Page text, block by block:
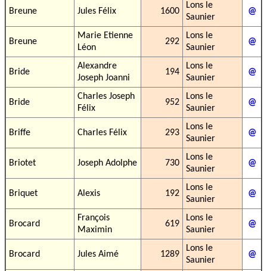
Breune Jules Félix 1600
Lons le
Saunier
@
Breune
Marie Etienne
Léon
292
Lons le
Saunier
@
Bride
Alexandre
Joseph Joanni
194
Lons le
Saunier
@
Bride
Charles Joseph
Félix
952
Lons le
Saunier
@
Briffe Charles Félix 293
Lons le
Saunier
@
Briotet Joseph Adolphe 730
Lons le
Saunier
@
Briquet Alexis 192
Lons le
Saunier
@
Brocard
François
Maximin
619
Lons le
Saunier
@
Brocard Jules Aimé 1289
Lons le
Saunier
@